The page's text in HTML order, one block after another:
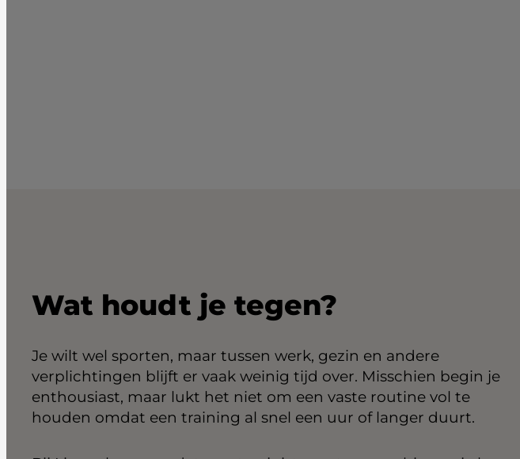
Wat houdt je tegen?
Je wilt wel sporten, maar tussen werk, gezin en andere
verplichtingen blijft er vaak weinig tijd over. Misschien begin je
enthousiast, maar lukt het niet om een vaste routine vol te
houden omdat een training al snel een uur of langer duurt.